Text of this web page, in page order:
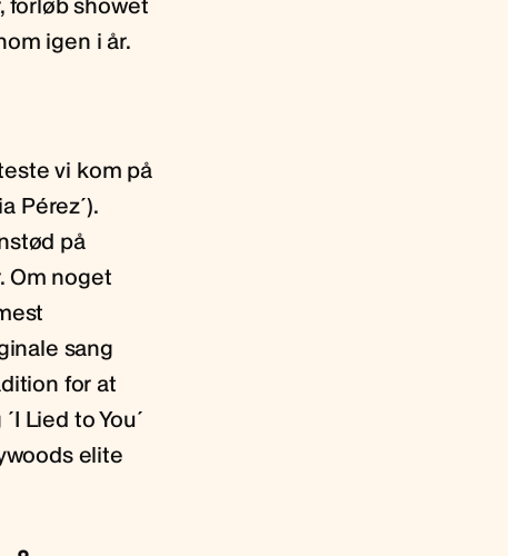
igen i år.
vi kom på
Pérez´).
på
Om noget
sang
for at
Lied to You´
elite